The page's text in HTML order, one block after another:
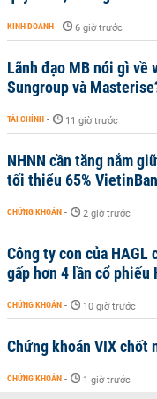
KINH DOANH - 6 giờ trước
Lãnh đạo MB nói gì về
Sungroup và
TÀI CHÍNH - 11 giờ trước
NHNN cần tăng nắm
tối thiểu 65%
CHỨNG KHOÁN - 2 giờ trước
Công ty con của HAGL
gấp hơn 4 lần cổ phiếu
CHỨNG KHOÁN - 10 giờ trước
Chứng khoán VIX chốt
CHỨNG KHOÁN - 1 giờ trước